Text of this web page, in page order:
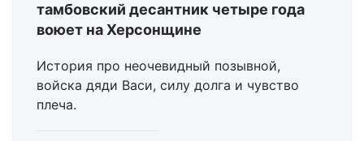
тамбовский десантник четыре года
воюет на Херсонщине
История про неочевидный позывной,
войска дяди Васи, силу долга и чувство
плеча.